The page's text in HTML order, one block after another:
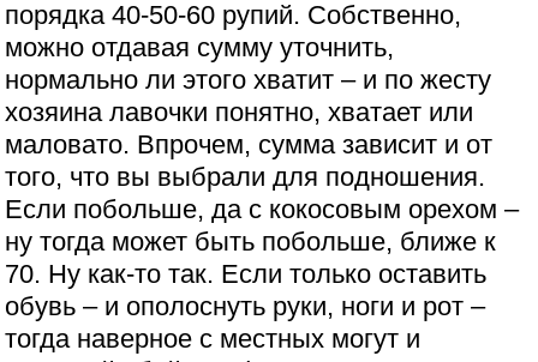
порядка 40-50-60 рупий. Собственно,
можно отдавая сумму уточнить,
нормально ли этого хватит – и по жесту
хозяина лавочки понятно, хватает или
маловато. Впрочем, сумма зависит и от
того, что вы выбрали для подношения.
Если побольше, да с кокосовым орехом –
ну тогда может быть побольше, ближе к
70. Ну как-то так. Если только оставить
обувь – и ополоснуть руки, ноги и рот –
тогда наверное с местных могут и